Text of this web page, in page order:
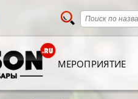
МЕРОПРИЯТИЕ